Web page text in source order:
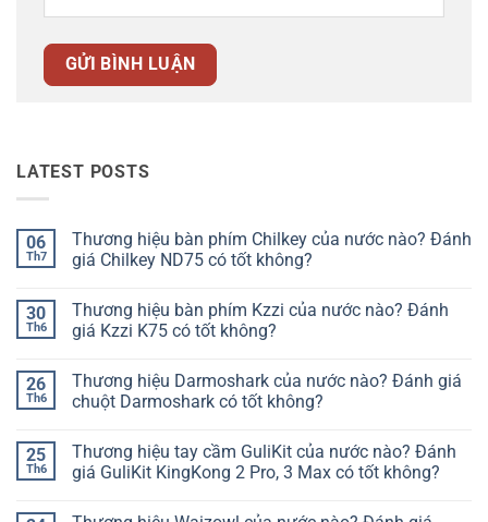
LATEST POSTS
06
Th7
Thương hiệu bàn phím Chilkey của nước nào? Đánh
giá Chilkey ND75 có tốt không?
bình
luận
ở
bàn
phím
Chilkey
nào?
Đánh
giá
30
Th6
Thương hiệu bàn phím Kzzi của nước nào? Đánh
giá Kzzi K75 có tốt không?
bình
luận
ở
bàn
phím
Kzzi
26
Th6
Thương hiệu Darmoshark của nước nào? Đánh giá
chuột Darmoshark có tốt không?
bình
luận
ở
25
Th6
Thương hiệu tay cầm GuliKit của nước nào? Đánh
giá GuliKit KingKong 2 Pro, 3 Max có tốt không?